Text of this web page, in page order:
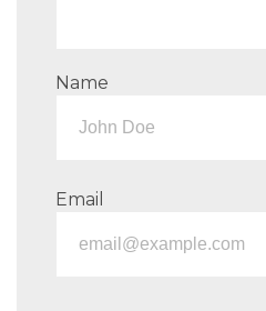
Name
Email